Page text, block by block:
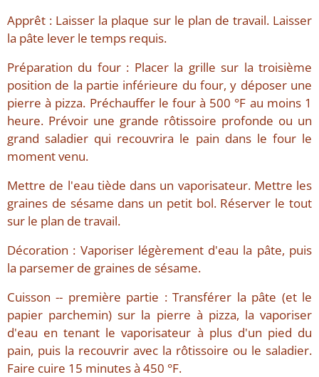
Apprêt : Laisser la plaque sur le plan de travail. Laisser
la pâte lever le temps requis.
Préparation du four : Placer la grille sur la troisième
position de la partie inférieure du four, y déposer une
pierre à pizza. Préchauffer le four à 500 °F au moins 1
heure. Prévoir une grande rôtissoire profonde ou un
grand saladier qui recouvrira le pain dans le four le
moment venu.
Mettre de l'eau tiède dans un vaporisateur. Mettre les
graines de sésame dans un petit bol. Réserver le tout
sur le plan de travail.
Décoration : Vaporiser légèrement d'eau la pâte, puis
la parsemer de graines de sésame.
Cuisson -- première partie : Transférer la pâte (et le
papier parchemin) sur la pierre à pizza, la vaporiser
d'eau en tenant le vaporisateur à plus d'un pied du
pain, puis la recouvrir avec la rôtissoire ou le saladier.
Faire cuire 15 minutes à 450 °F.